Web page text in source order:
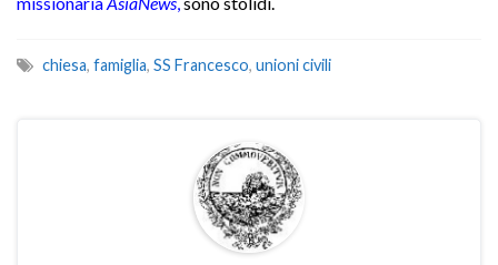
chiesa, famiglia, SS Francesco, unioni civili